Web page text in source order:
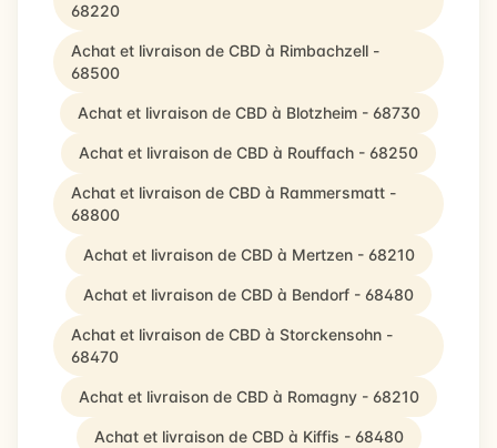
68220
Achat et livraison de CBD à Rimbachzell -
68500
Achat et livraison de CBD à Blotzheim - 68730
Achat et livraison de CBD à Rouffach - 68250
Achat et livraison de CBD à Rammersmatt -
68800
Achat et livraison de CBD à Mertzen - 68210
Achat et livraison de CBD à Bendorf - 68480
Achat et livraison de CBD à Storckensohn -
68470
Achat et livraison de CBD à Romagny - 68210
Achat et livraison de CBD à Kiffis - 68480